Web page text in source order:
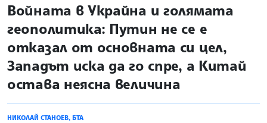
site.bta
Войната в Украйна и голямата
геополитика: Путин не се е
отказал от основната си цел,
Западът иска да го спре, а Китай
остава неясна величина
НИКОЛАЙ СТАНОЕВ, БТА